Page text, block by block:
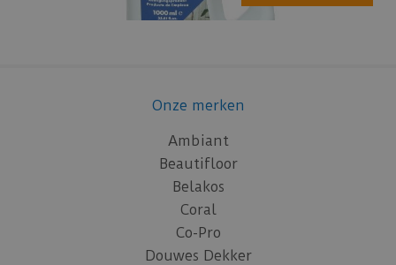
Onze merken
Ambiant
Beautifloor
Belakos
Coral
Co-Pro
Douwes Dekker